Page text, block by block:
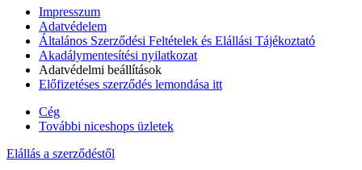
Impresszum
Adatvédelem
Általános Szerződési Feltételek és Elállási Tájékoztató
Akadálymentesítési nyilatkozat
Adatvédelmi beállítások
Előfizetéses szerződés lemondása itt
Cég
További niceshops üzletek
Elállás a szerződéstől